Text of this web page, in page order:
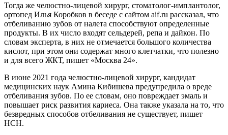
Тогда же челюстно-лицевой хирург, стоматолог-имплантолог,
ортопед Илья Коробков в беседе с сайтом aif.ru рассказал, что
отбеливанию зубов от налета способствуют определенные
продукты. В их число входят сельдерей, репа и дайкон. По
словам эксперта, в них не отмечается большого количества
кислот, при этом они содержат много клетчатки, что полезно
и для всего ЖКТ, пишет «Москва 24».
В июне 2021 года челюстно-лицевой хирург, кандидат
медицинских наук Амина Кибишева предупредила о вреде
отбеливания зубов. По ее словам, оно повреждает эмаль и
повышает риск развития кариеса. Она также указала на то, что
безвредных способов отбеливания не существует, пишет
НСН.